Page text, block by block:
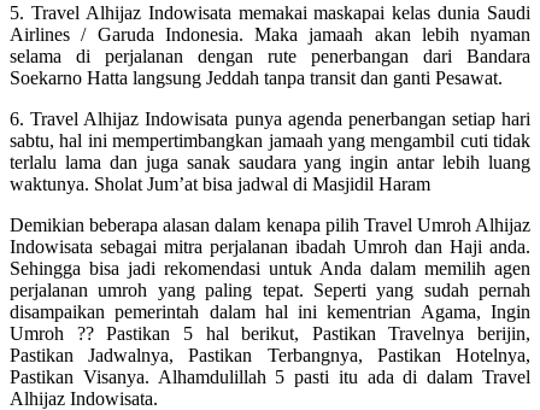
5. Travel Alhijaz Indowisata memakai maskapai kelas dunia Saudi
Airlines / Garuda Indonesia. Maka jamaah akan lebih nyaman
selama di perjalanan dengan rute penerbangan dari Bandara
Soekarno Hatta langsung Jeddah tanpa transit dan ganti Pesawat.
6. Travel Alhijaz Indowisata punya agenda penerbangan setiap hari
sabtu, hal ini mempertimbangkan jamaah yang mengambil cuti tidak
terlalu lama dan juga sanak saudara yang ingin antar lebih luang
waktunya. Sholat Jum’at bisa jadwal di Masjidil Haram
Demikian beberapa alasan dalam kenapa pilih Travel Umroh Alhijaz
Indowisata sebagai mitra perjalanan ibadah Umroh dan Haji anda.
Sehingga bisa jadi rekomendasi untuk Anda dalam memilih agen
perjalanan umroh yang paling tepat. Seperti yang sudah pernah
disampaikan pemerintah dalam hal ini kementrian Agama, Ingin
Umroh ?? Pastikan 5 hal berikut, Pastikan Travelnya berijin,
Pastikan Jadwalnya, Pastikan Terbangnya, Pastikan Hotelnya,
Pastikan Visanya. Alhamdulillah 5 pasti itu ada di dalam Travel
Alhijaz Indowisata.